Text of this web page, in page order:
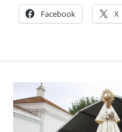
Facebook X